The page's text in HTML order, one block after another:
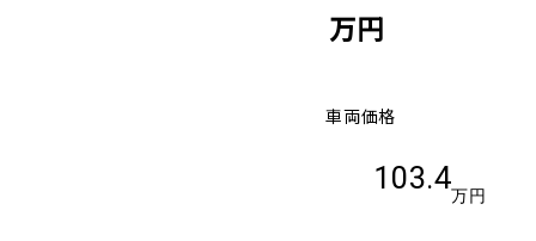
万円
車両価格
103.4
万円